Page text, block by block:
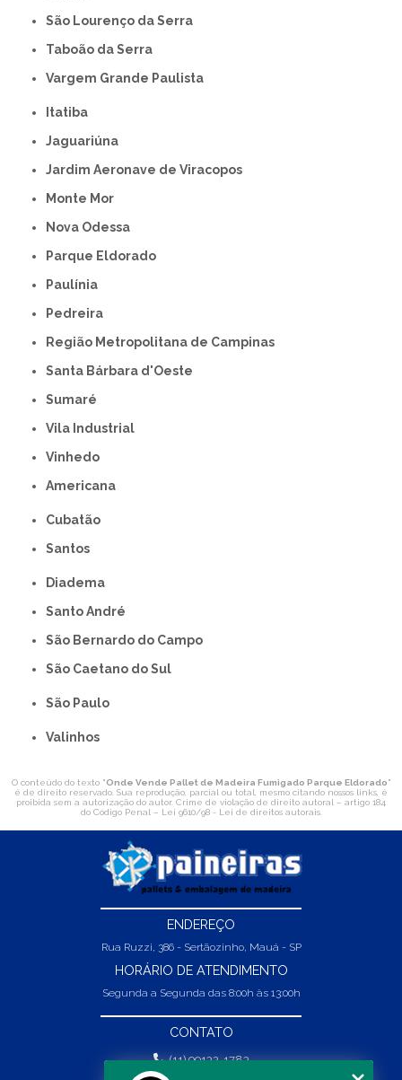
São Lourenço da Serra
Taboão da Serra
Vargem Grande Paulista
Itatiba
Jaguariúna
Jardim Aeronave de Viracopos
Monte Mor
Nova Odessa
Parque Eldorado
Paulínia
Pedreira
Região Metropolitana de Campinas
Santa Bárbara d'Oeste
Sumaré
Vila Industrial
Vinhedo
americana
Cubatão
Santos
Diadema
Santo André
São Bernardo do Campo
São Caetano do Sul
São Paulo
Valinhos
O conteúdo do texto "Onde Vende Pallet de Madeira Fumigado Parque Eldorado"
é de direito reservado. Sua reprodução, parcial ou total, mesmo citando nossos links, é
proibida sem a autorização do autor. Crime de violação de direito autoral – artigo 184
do Código Penal – Lei 9610/98 - Lei de direitos autorais.
ENDEREÇO
Rua Ruzzi, 386 - Sertãozinho, Mauá - SP
HORÁRIO DE ATENDIMENTO
Segunda a Segunda das 8:00h às 13:00h
CONTATO
(11) 99132-1783